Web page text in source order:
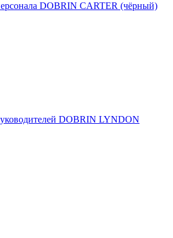
DOBRIN CARTER (чёрный)
DOBRIN LYNDON